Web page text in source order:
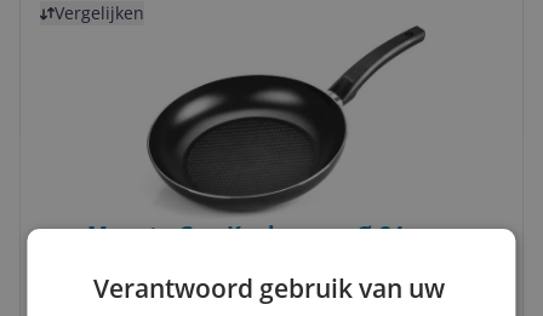
Vergelijken
Moneta Gea Koekenpan Ø 24 cm -
Verantwoord gebruik van uw